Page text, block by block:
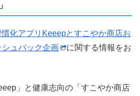
慣化アプリKeeepとすこやか商店お
ュバック企画
に関する情報をお
」と健康志向の「すこやか商店